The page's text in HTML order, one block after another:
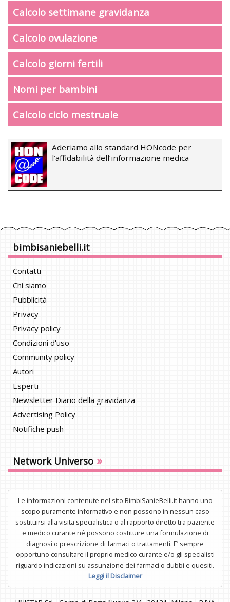
Calcolo settimane gravidanza
Calcolo ovulazione
Calcolo giorni fertili
Nomi per bambini
Calcolo ciclo mestruale
Aderiamo allo standard HONcode per
l’affidabilità dell’informazione medica
bimbisaniebelli.it
Contatti
Chi siamo
Pubblicità
Privacy
Privacy policy
Condizioni d'uso
Community policy
Autori
Esperti
Newsletter Diario della gravidanza
Advertising Policy
Notifiche push
Network Universo »
Le informazioni contenute nel sito BimbiSanieBelli.it hanno uno
scopo puramente informativo e non possono in nessun caso
sostituirsi alla visita specialistica o al rapporto diretto tra paziente
e medico curante né possono costituire una formulazione di
diagnosi o prescrizione di farmaci o trattamenti. E’ sempre
opportuno consultare il proprio medico curante e/o gli specialisti
riguardo indicazioni su assunzione dei farmaci o dubbi e quesiti.
Leggi il Disclaimer